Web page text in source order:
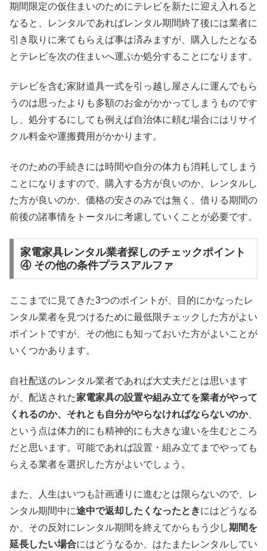
期間限定の仮住まいのためにテレビを新たに迎え入れると
なると、レンタルであればレンタル期間終了後には業者に
引き取りに来てもらえば事は済みますが、購入したとなる
とテレビを次の住まいへ運ぶか処分することになります。
テレビを含む家財道具一式を引っ越し屋さんに運んでもら
うのは思ったよりも多額のお金がかかってしまうものです
し、処分するにしても例えば自治体に頼む場合にはリサイ
クル料金や運搬費用がかかります。
そのための手続きには時間や自分の体力も消耗してしまう
ことになりますので、購入する方が良いのか、レンタルし
た方が良いのか、価格の安さのみでは無く、借りる期間の
前後の諸事情をトータルに考慮していくことが必要です。
家電家具レンタル業者探しのチェックポイント
④ その他の条件プラスアルファ
ここまでに見てきた3つのポイントが、目的にかなったレ
ンタル業者を見つけるために最低限チェックした方がよい
ポイントですが、その他にも知っておいた方がよいことが
いくつかあります。
自社配送のレンタル業者であれば大丈夫だとは思います
が、配送された家電家具の設置や組み立てを業者がやって
くれるのか、それとも自分がやらなければならないのか、
という点は体力的にも精神的にも大きな違いを生むところ
だと思います。可能であれば設置・組み立てまでやっても
らえる業者を選択した方がよいでしょう。
また、人生はいつも計画通りに進むとは限らないので、レ
ンタル期間中に途中で返却したくなったときにはどうなる
か、その反対にレンタル期間を終えてからもう少し期間を
延長したい場合にはどうなるか、はたまたレンタルしてい